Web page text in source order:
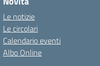
Le notizie
Le circolari
Calendario eventi
Albo Online